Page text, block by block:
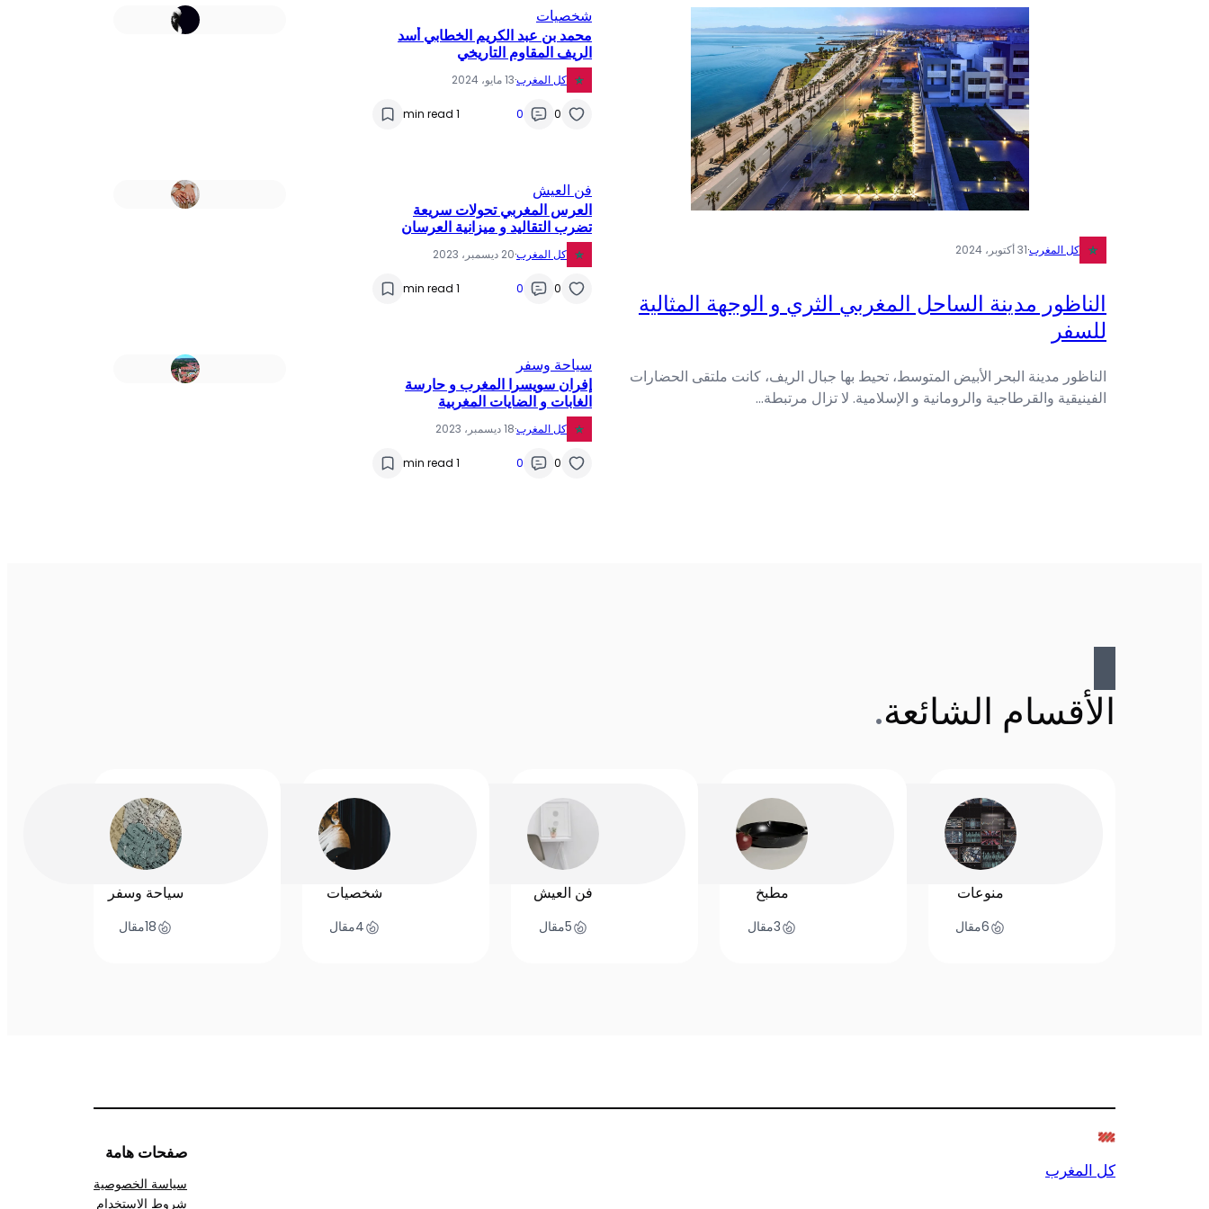
كل المغرب·31 أكتوبر، 2024
الناظور مدينة الساحل المغربي الثري و الوجهة المثالية
للسفر
الناظور مدينة البحر الأبيض المتوسط، تحيط بها جبال الريف، كانت ملتقى الحضارات
الفينيقية والقرطاجية والرومانية و الإسلامية. لا تزال مرتبطة…
شخصيات
محمد بن عبد الكريم الخطابي أسد
الريف المقاوم التاريخي
كل المغرب·13 مايو، 2024
0
0
1 min read
فن العيش
العرس المغربي تحولات سريعة
تضرب التقاليد و ميزانية العرسان
كل المغرب·20 ديسمبر، 2023
0
0
1 min read
سياحة وسفر
إفران سويسرا المغرب و حارسة
الغابات و الضايات المغربية
كل المغرب·18 ديسمبر، 2023
0
0
1 min read
الأقسام الشائعة.
منوعات
6مقال
مطبخ
3مقال
فن العيش
5مقال
شخصيات
4مقال
سياحة وسفر
18مقال
كل المغرب
صفحات هامة
سياسة الخصوصية
شروط الاستخدام